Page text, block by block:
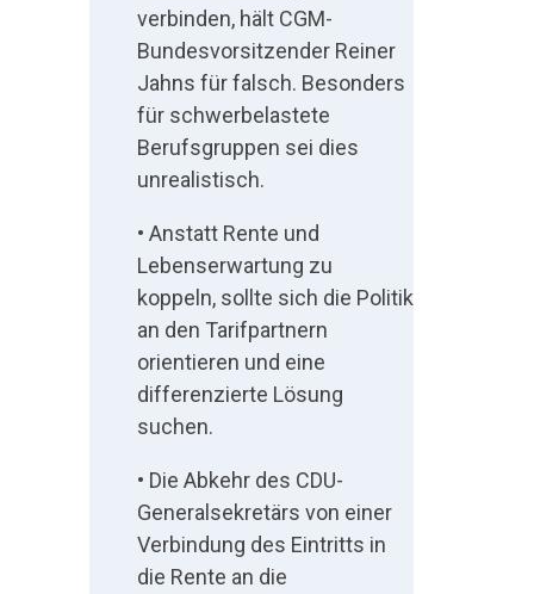
verbinden, hält CGM-
Bundesvorsitzender Reiner
Jahns für falsch. Besonders
für schwerbelastete
Berufsgruppen sei dies
unrealistisch.
• Anstatt Rente und
Lebenserwartung zu
koppeln, sollte sich die Politik
an den Tarifpartnern
orientieren und eine
differenzierte Lösung
suchen.
• Die Abkehr des CDU-
Generalsekretärs von einer
Verbindung des Eintritts in
die Rente an die